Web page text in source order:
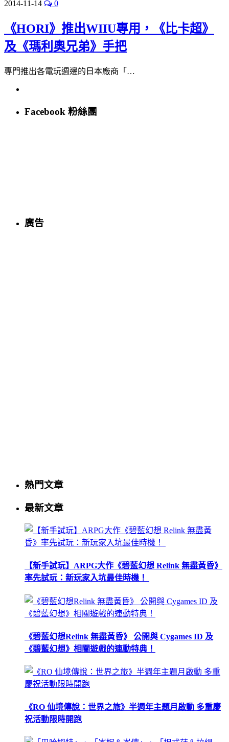
2014-11-14 0
《HORI》推出WIIU專用，《比卡超》
及《瑪利奧兄弟》手把
專門推出各電玩週邊的日本廠商「…
Facebook 粉絲團
廣告
熱門文章
最新文章
【新手試玩】ARPG大作《碧藍幻想 Relink 無盡黃昏》
率先試玩：新玩家入坑最佳時機！
《碧藍幻想Relink 無盡黃昏》 公開與 Cygames ID 及
《碧藍幻想》相關遊戲的連動特典！
《RO 仙境傳說：世界之旅》半週年主題月啟動 多重慶
祝活動限時開跑